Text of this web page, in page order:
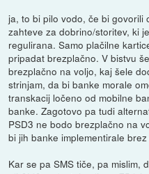
ja, to bi pilo vodo, če bi govorili
zahteve za dobrino/storitev, ki
regulirana. Samo plačilne
pripadat brezplačno. V bistvu
brezplačno na voljo, kaj šele
strinjam, da bi banke morale
transkacij ločeno od mobilne
banke. Zagotovo pa tudi
PSD3 ne bodo brezplačno na
bi jih banke implementirale
Kar se pa SMS tiče, pa mislim,